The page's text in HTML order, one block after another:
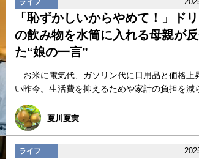
ライフ
「恥ずかしいからやめて！」ド
の飲み物を水筒に入れる母親が
た“娘の一言”
お米に電気代、ガソリン代に日用品と価格上
い昨今。生活費を抑えるためや家計の負担を減
夏川夏実
ライフ